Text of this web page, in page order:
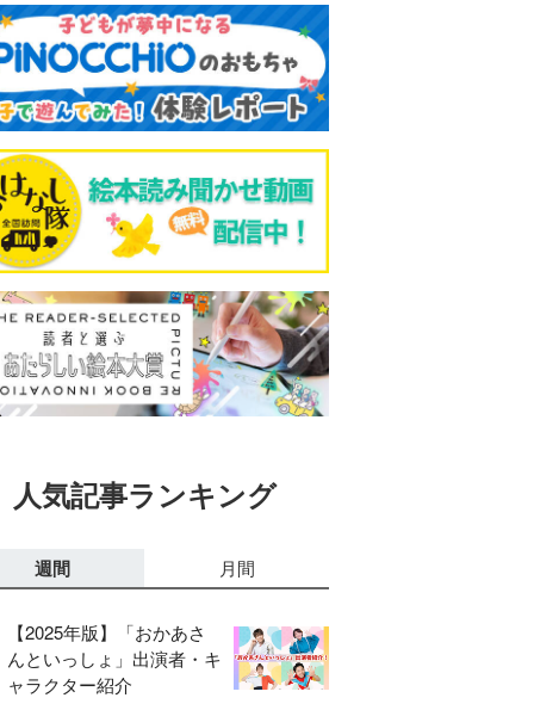
人気記事ランキング
週間 月間
【2025年版】「おかあさ
んといっしょ」出演者・キ
ャラクター紹介